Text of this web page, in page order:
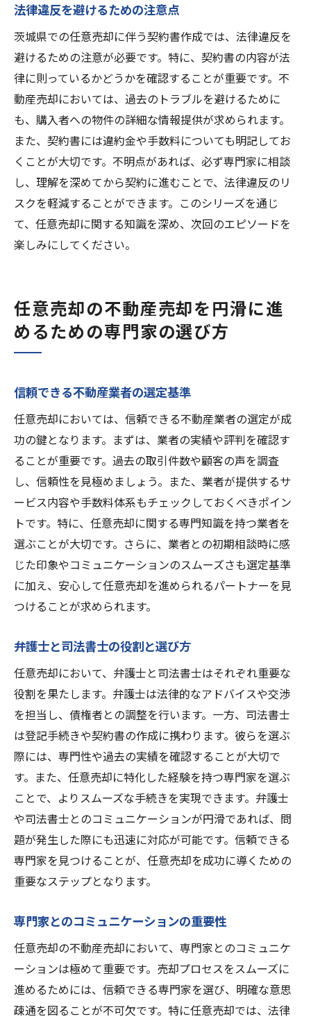
法律違反を避けるための注意点
茨城県での任意売却に伴う契約書作成では、法律違反を
避けるための注意が必要です。特に、契約書の内容が法
律に則っているかどうかを確認することが重要です。不
動産売却においては、過去のトラブルを避けるために
も、購入者への物件の詳細な情報提供が求められます。
また、契約書には違約金や手数料についても明記してお
くことが大切です。不明点があれば、必ず専門家に相談
し、理解を深めてから契約に進むことで、法律違反のリ
スクを軽減することができます。このシリーズを通じ
て、任意売却に関する知識を深め、次回のエピソードを
楽しみにしてください。
任意売却の不動産売却を円滑に進
めるための専門家の選び方
信頼できる不動産業者の選定基準
任意売却においては、信頼できる不動産業者の選定が成
功の鍵となります。まずは、業者の実績や評判を確認す
ることが重要です。過去の取引件数や顧客の声を調査
し、信頼性を見極めましょう。また、業者が提供するサ
ービス内容や手数料体系もチェックしておくべきポイン
トです。特に、任意売却に関する専門知識を持つ業者を
選ぶことが大切です。さらに、業者との初期相談時に感
じた印象やコミュニケーションのスムーズさも選定基準
に加え、安心して任意売却を進められるパートナーを見
つけることが求められます。
弁護士と司法書士の役割と選び方
任意売却において、弁護士と司法書士はそれぞれ重要な
役割を果たします。弁護士は法律的なアドバイスや交渉
を担当し、債権者との調整を行います。一方、司法書士
は登記手続きや契約書の作成に携わります。彼らを選ぶ
際には、専門性や過去の実績を確認することが大切で
す。また、任意売却に特化した経験を持つ専門家を選ぶ
ことで、よりスムーズな手続きを実現できます。弁護士
や司法書士とのコミュニケーションが円滑であれば、問
題が発生した際にも迅速に対応が可能です。信頼できる
専門家を見つけることが、任意売却を成功に導くための
重要なステップとなります。
専門家とのコミュニケーションの重要性
任意売却の不動産売却において、専門家とのコミュニケ
ーションは極めて重要です。売却プロセスをスムーズに
進めるためには、信頼できる専門家を選び、明確な意思
疎通を図ることが不可欠です。特に任意売却では、法律